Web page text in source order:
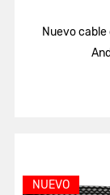
Nuevo cable
NUEVO